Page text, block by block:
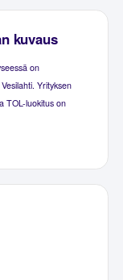
kuvaus
on
Yrityksen
TOL-luokitus on